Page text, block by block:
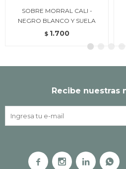
SOBRE MORRAL CALI -
NEGRO BLANCO Y SUELA
$ 1.700
Recibe nuestras
   